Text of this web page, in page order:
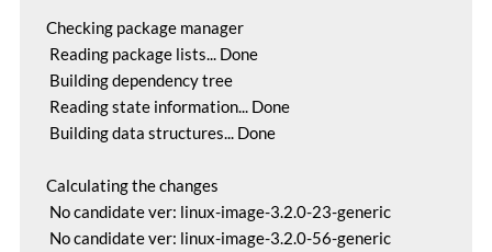
Checking package manager
Reading package lists... Done
Building dependency tree
Reading state information... Done
Building data structures... Done
Calculating the changes
No candidate ver: linux-image-3.2.0-23-generic
No candidate ver: linux-image-3.2.0-56-generic